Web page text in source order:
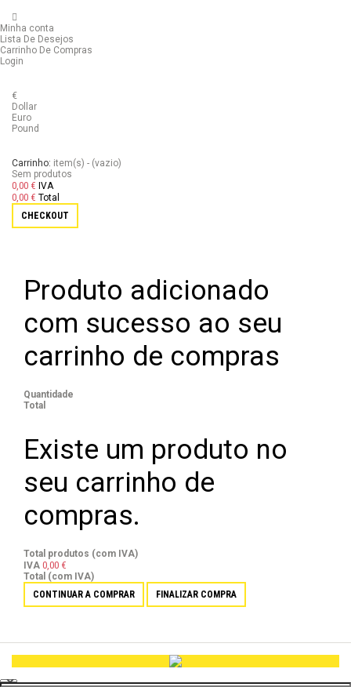
Minha conta
Lista De Desejos
Carrinho De Compras
Login
€
Dollar
Euro
Pound
Carrinho: item(s) - (vazio)
Sem produtos
0,00 € IVA
0,00 € Total
CHECKOUT
Produto adicionado
com sucesso ao seu
carrinho de compras
Quantidade
Total
Existe um produto no
seu carrinho de
compras.
Total produtos (com IVA)
IVA 0,00 €
Total (com IVA)
CONTINUAR A COMPRAR
FINALIZAR COMPRA